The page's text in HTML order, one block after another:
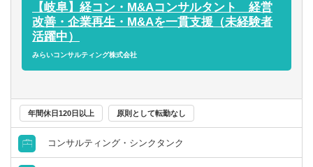
【岐阜】経コン・M&Aコンサルタント 経営
改善・企業再生・M&Aを一貫支援（未経験者
活躍中）
みらいコンサルティング株式会社
年間休日120日以上 原則として転勤なし
コンサルティング・シンクタンク